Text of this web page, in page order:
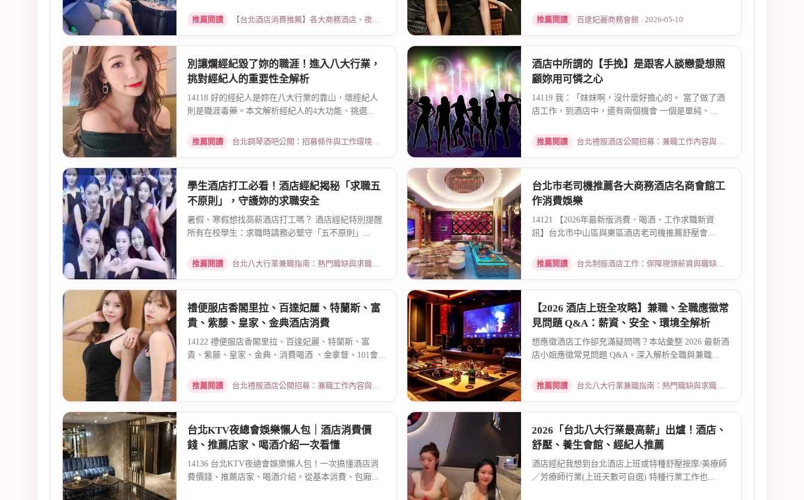
推薦閱讀 【台北酒店消費推薦】各大商務酒店、夜總會試算 · 2026-03-30 推薦閱讀 百達妃麗商務會館 · 2026-05-10
別讓爛經紀毀了妳的職涯！進入八大行業，
挑對經紀人的重要性全解析
14118 好的經紀人是妳在八大行業的靠山，壞經紀人
則是職涯毒藥。本文解析經紀人的4大功能、挑選...
推薦閱讀 台北鋼琴酒吧公關：招募條件與工作環境介紹 · 2026-05-09
酒店中所謂的【手挽】是跟客人談戀愛想照
顧妳用可憐之心
14119 我：「妹妹啊，沒什麼好擔心的。 當了做了酒
店工作，到酒店中，還有兩個機會 一個是單純、...
推薦閱讀 台北禮服酒店公關招募：兼職工作內容與薪資規範 · 2026-01-08
學生酒店打工必看！酒店經紀揭秘「求職五
不原則」，守護妳的求職安全
暑假、寒假想找高薪酒店打工嗎？ 酒店經紀特別提醒
所有在校學生：求職時請務必堅守「五不原則」...
推薦閱讀 台北八大行業兼職指南：熱門職缺與求職須知 · 2026-03-09
台北市老司機推薦各大商務酒店名商會館工
作消費娛樂
14121 【2026年最新版消費、喝酒、工作求職新資
訊】台北市中山區與東區酒店老司機推薦舒壓會
推薦閱讀
台北制服酒店工作：保障現領薪資與職缺總覽 · 2026-04-01
禮便服店香閣里拉、百達妃麗、特蘭斯、富
貴、紫藤、皇家、金典酒店消費
14122 禮便服店香閣里拉、百達妃麗、特蘭斯、富
貴、紫藤、皇家、金典、消費喝酒 、金拿督、101會...
推薦閱讀 台北禮服酒店公關招募：兼職工作內容與薪資規範 · 2026-06-04
【2026 酒店上班全攻略】兼職、全職應徵常
見問題 Q&A：薪資、安全、環境全解析
想應徵酒店工作卻充滿疑問嗎？本站彙整 2026 最新酒
店小姐應徵常見問題 Q&A。深入解析全職與兼職...
推薦閱讀 台北八大行業兼職指南：熱門職缺與求職須知 · 2026-03-09
台北KTV夜總會娛樂懶人包｜酒店消費價
錢、推薦店家、喝酒介紹一次看懂
14136 台北KTV夜總會娛樂懶人包！一次搞懂酒店消
費價錢、推薦店家、喝酒介紹。從基本消費、包廂...
2026「台北八大行業最高薪」出爐！酒店、
舒壓、養生會館、經紀人推薦
酒店經紀我想到台北酒店上班或特種舒壓按摩/美療師
／芳療師行業(上班天數可自選) 特種行業工作也...